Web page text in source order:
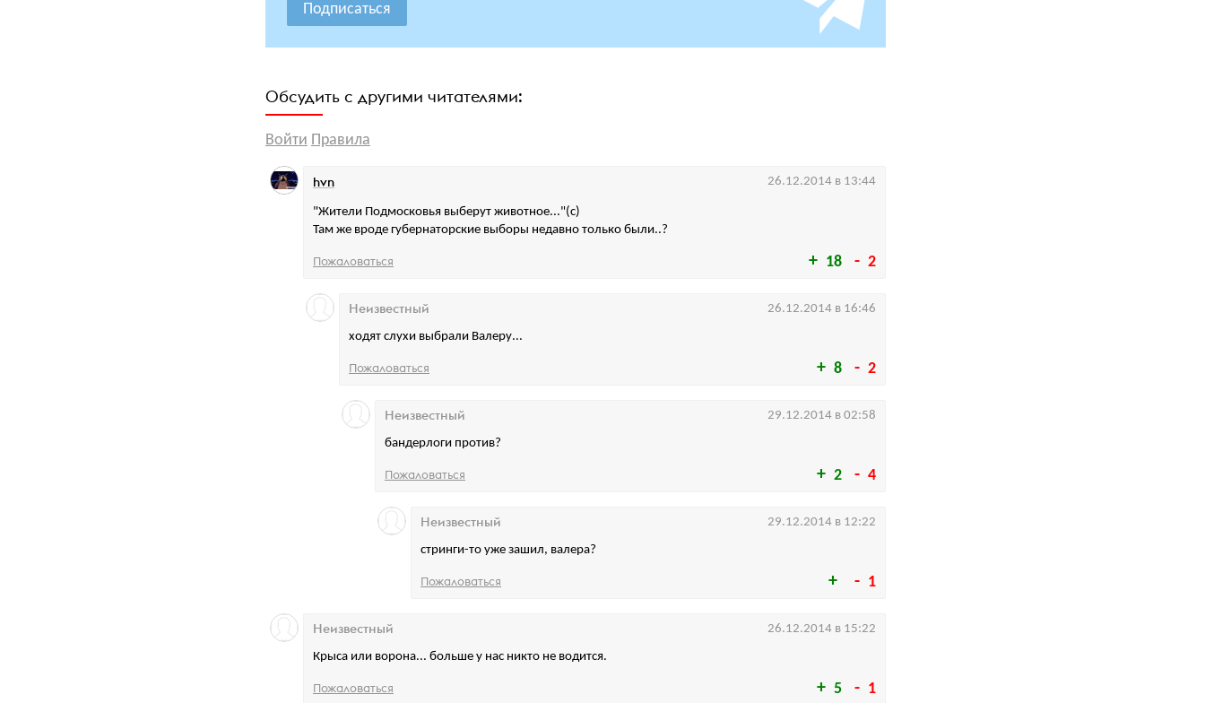
Подписаться
Обсудить с другими читателями:
Войти Правила
18 2
"Жители Подмосковья выберут животное..."(с)
Там же вроде губернаторские выборы недавно только были..?
hvn 26.12.2014 в 13:44
Пожаловаться
8 2
ходят слухи выбрали Валеру...
Неизвестный 26.12.2014 в 16:46
Пожаловаться
2 4
бандерлоги против?
Неизвестный 29.12.2014 в 02:58
Пожаловаться
1
стринги-то уже зашил, валера?
Неизвестный 29.12.2014 в 12:22
Пожаловаться
5 1
Крыса или ворона... больше у нас никто не водится.
Неизвестный 26.12.2014 в 15:22
Пожаловаться